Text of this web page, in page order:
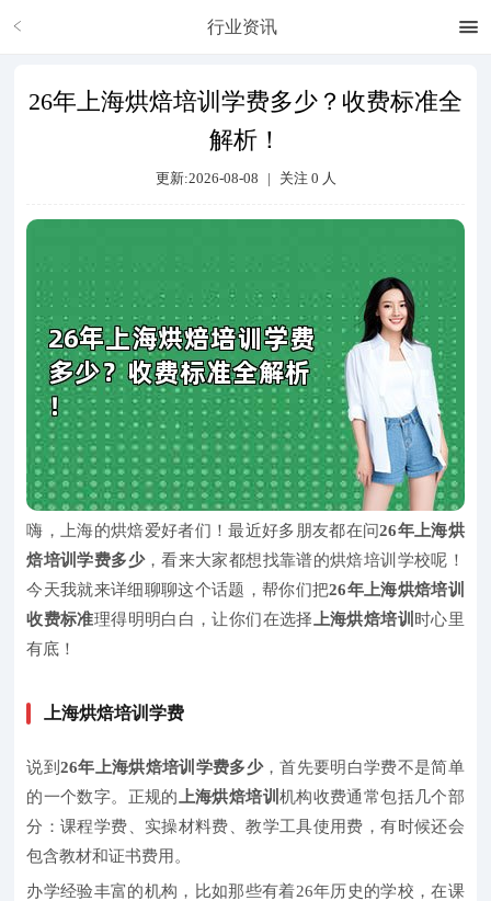
行业资讯
26年上海烘焙培训学费多少？收费标准全
解析！
更新:2026-08-08 | 关注 0 人
嗨，上海的烘焙爱好者们！最近好多朋友都在问26年上海烘
焙培训学费多少，看来大家都想找靠谱的烘焙培训学校呢！
今天我就来详细聊聊这个话题，帮你们把26年上海烘焙培训
收费标准理得明明白白，让你们在选择 上海烘焙培训 时心里
有底！
上海烘焙培训学费
说到 26年上海烘焙培训学费多少，首先要明白学费不是简单
的一个数字。正规的
上海烘焙培训 机构收费通常包括几个部
分：课程学费、实操材料费、教学工具使用费，有时候还会
包含教材和证书费用。
办学经验丰富的机构，比如那些有着26年历史的学校，在课